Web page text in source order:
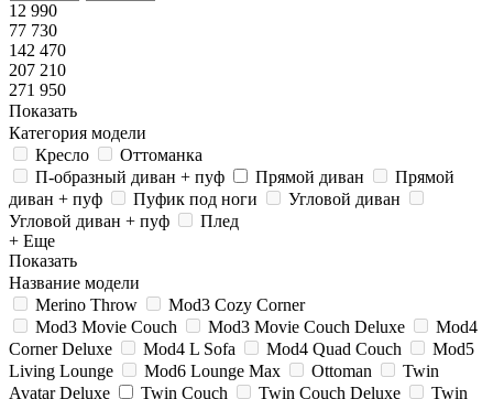
12 990
77 730
142 470
207 210
271 950
Показать
Категория модели
Кресло
Оттоманка
П-образный диван + пуф
Прямой диван
Прямой
диван + пуф
Пуфик под ноги
Угловой диван
Угловой диван + пуф
Плед
+ Еще
Показать
Название модели
Merino Throw
Mod3 Cozy Corner
Mod3 Movie Couch
Mod3 Movie Couch Deluxe
Mod4
Corner Deluxe
Mod4 L Sofa Mod4 Quad Couch
Mod5
Living Lounge
Mod6 Lounge Max Ottoman
Twin
Avatar Deluxe
Twin Couch Twin Couch Deluxe Twin